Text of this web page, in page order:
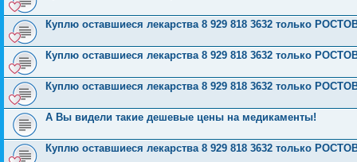
Куплю оставшиеся лекарства 8 929 818 3632 только
Куплю оставшиеся лекарства 8 929 818 3632 только
Куплю оставшиеся лекарства 8 929 818 3632 только
А Вы видели такие дешевые цены на медикаменты!
Куплю оставшиеся лекарства 8 929 818 3632 только